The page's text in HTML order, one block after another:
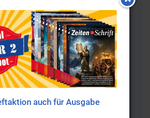
Staaten von Amerika)
(New World Order NWO)
(JFK)
auch für Ausgabe